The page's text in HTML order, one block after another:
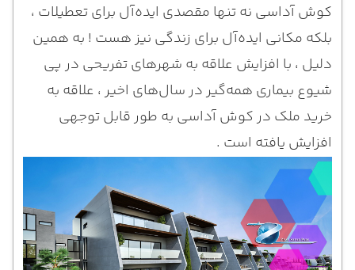
کوش آداسی نه تنها مقصدی ایده‌آل برای تعطیلات ،
بلکه مکانی ایده‌آل برای زندگی نیز هست ! به همین
دلیل ، با افزایش علاقه به شهرهای تفریحی در پی
شیوع بیماری همه‌گیر در سال‌های اخیر ، علاقه به
خرید ملک در کوش آداسی به طور قابل توجهی
افزایش یافته است .